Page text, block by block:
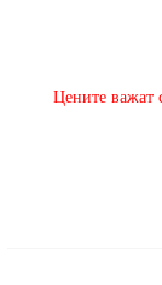
​Цените важат